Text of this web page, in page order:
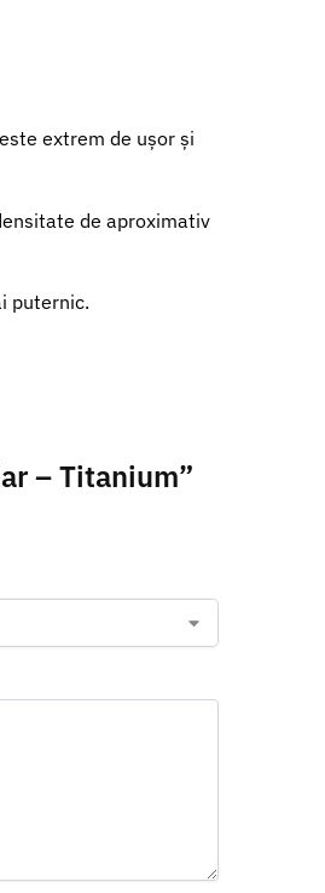
extrem de ușor și
de aproximativ
puternic.
– Titanium”